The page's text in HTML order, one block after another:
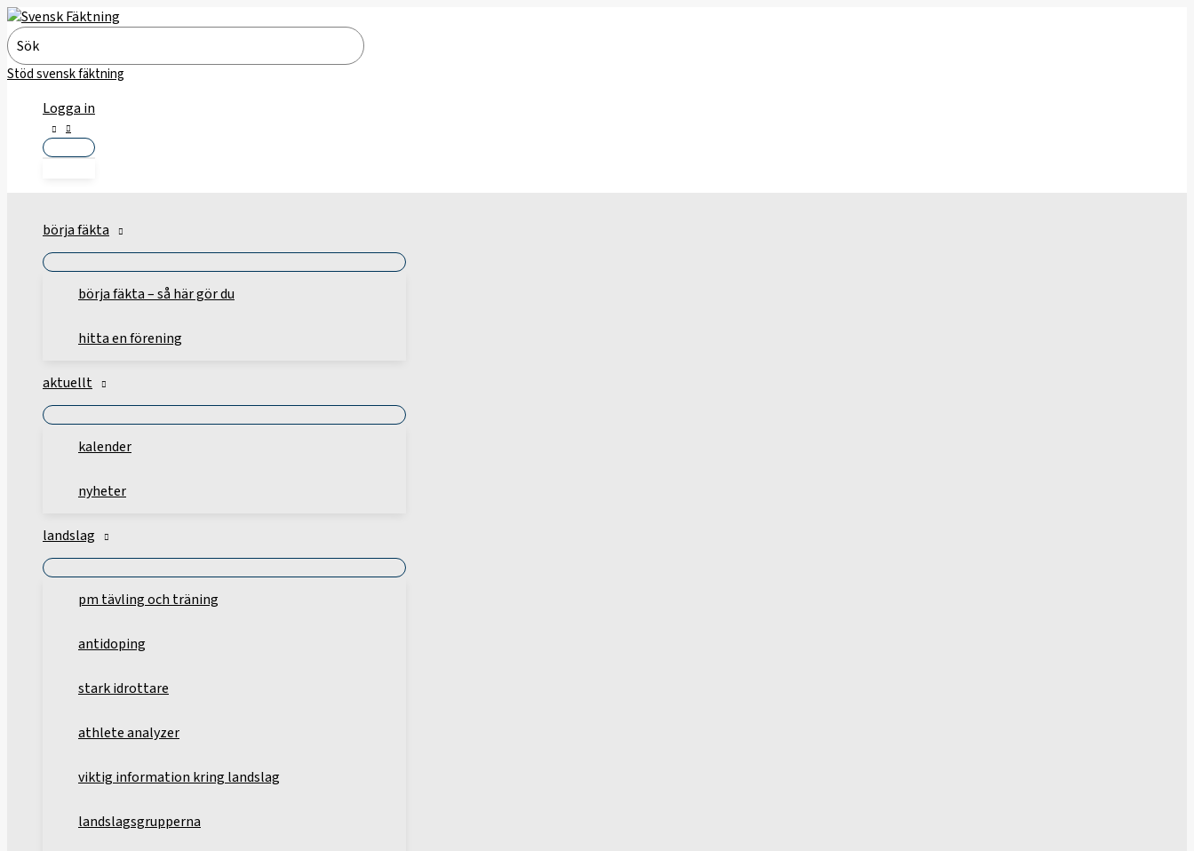
Hoppa
till
innehåll
Search
for:
Stöd svensk fäktning
Logga in
börja fäkta
börja fäkta – så här gör du
hitta en förening
aktuellt
kalender
nyheter
landslag
pm tävling och träning
antidoping
stark idrottare
athlete analyzer
viktig information kring landslag
landslagsgrupperna